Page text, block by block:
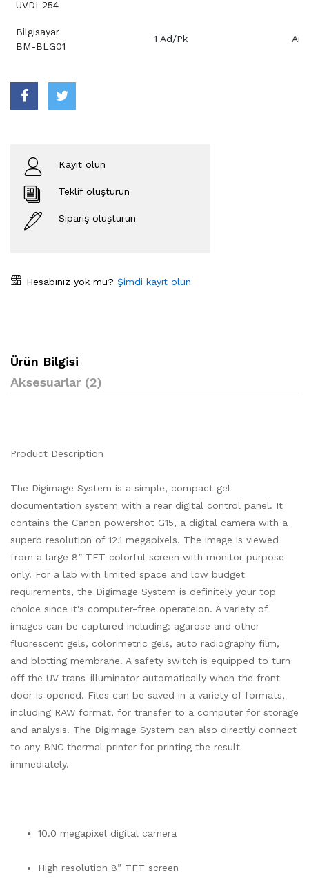
UVDI-254
Bilgisayar
BM-BLG01
1 Ad/Pk
Kayıt olun
Teklif oluşturun
Sipariş oluşturun
Hesabınız yok mu? Şimdi kayıt olun
Ürün Bilgisi
Aksesuarlar (2)
Product Description
The Digimage System is a simple, compact gel
documentation system with a rear digital control panel. It
contains the Canon powershot G15, a digital camera with a
superb resolution of 12.1 megapixels. The image is viewed
from a large 8” TFT colorful screen with monitor purpose
only. For a lab with limited space and low budget
requirements, the Digimage System is definitely your top
choice since it's computer-free operateion. A variety of
images can be captured including: agarose and other
fluorescent gels, colorimetric gels, auto radiography film,
and blotting membrane. A safety switch is equipped to turn
off the UV trans-illuminator automatically when the front
door is opened. Files can be saved in a variety of formats,
including RAW format, for transfer to a computer for storage
and analysis. The Digimage System can also directly connect
to any BNC thermal printer for printing the result
immediately.
10.0 megapixel digital camera
High resolution 8” TFT screen